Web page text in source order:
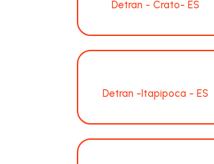
Detran - Crato- ES
Detran -Itapipoca - ES